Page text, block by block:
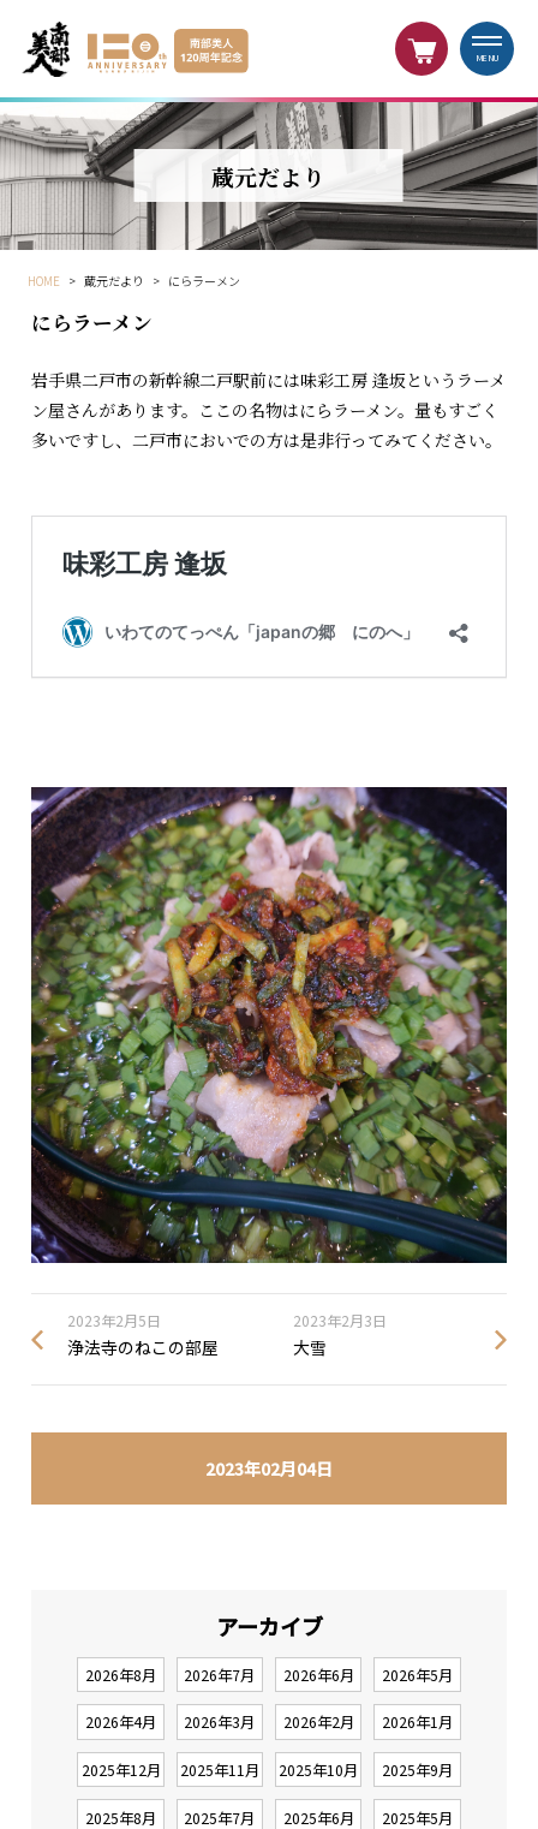
MENU
蔵元だより
HOME > 蔵元だより > にらラーメン
2023年02月04日
にらラーメン
岩手県二戸市の新幹線二戸駅前には味彩工房 逢坂というラーメ
ン屋さんがあります。ここの名物はにらラーメン。量もすごく
多いですし、二戸市においでの方は是非行ってみてください。
2023年2月5日
浄法寺のねこの部屋
2023年2月3日
大雪
アーカイブ
2026年8月 2026年7月 2026年6月 2026年5月
2026年4月 2026年3月 2026年2月 2026年1月
2025年12月 2025年11月 2025年10月 2025年9月
2025年8月 2025年7月 2025年6月 2025年5月